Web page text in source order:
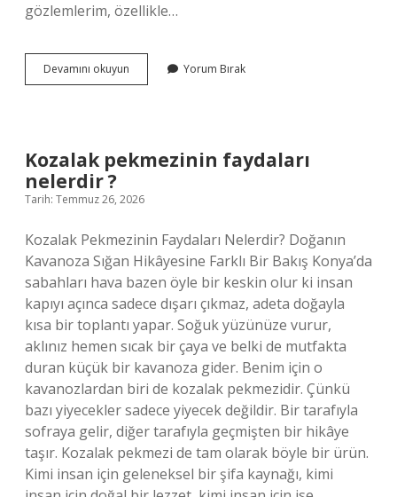
gözlemlerim, özellikle…
Devamını okuyun
ne
Yorum Bırak
Kozalak pekmezinin faydaları
nelerdir ?
Tarih: Temmuz 26, 2026
Kozalak Pekmezinin Faydaları Nelerdir? Doğanın
Kavanoza Sığan Hikâyesine Farklı Bir Bakış Konya’da
sabahları hava bazen öyle bir keskin olur ki insan
kapıyı açınca sadece dışarı çıkmaz, adeta doğayla
kısa bir toplantı yapar. Soğuk yüzünüze vurur,
aklınız hemen sıcak bir çaya ve belki de mutfakta
duran küçük bir kavanoza gider. Benim için o
kavanozlardan biri de kozalak pekmezidir. Çünkü
bazı yiyecekler sadece yiyecek değildir. Bir tarafıyla
sofraya gelir, diğer tarafıyla geçmişten bir hikâye
taşır. Kozalak pekmezi de tam olarak böyle bir ürün.
Kimi insan için geleneksel bir şifa kaynağı, kimi